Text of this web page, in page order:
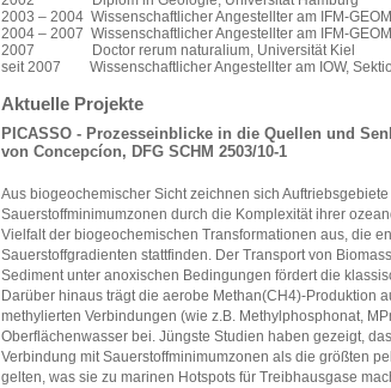
2003 – 2004 Wissenschaftlicher Angestellter am IFM-
2004 – 2007 Wissenschaftlicher Angestellter am IFM-
2007 Doctor rerum naturalium, Universität Kiel
seit 2007
Wissenschaftlicher Angestellter am IOW,
Aktuelle Projekte
PICASSO - Prozesseinblicke in die Quellen und
von Concepcíon, DFG SCHM 2503/10-1
Aus biogeochemischer Sicht zeichnen sich
Sauerstoffminimumzonen durch die Komplexität ihrer
Vielfalt der biogeochemischen Transformationen aus, die
Sauerstoffgradienten stattfinden. Der Transport von
Sediment unter anoxischen Bedingungen fördert die
Darüber hinaus trägt die aerobe Methan(CH4)-Produktion
methylierten Verbindungen (wie z.B. Methylphosphonat,
Oberflächenwasser bei. Jüngste Studien haben gezeigt,
Verbindung mit Sauerstoffminimumzonen als die größten
gelten, was sie zu marinen Hotspots für Treibhausgase